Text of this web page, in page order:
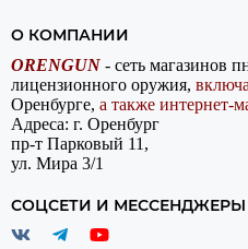
О КОМПАНИИ
ORENGUN - сеть магазинов
лицензионного оружия,
Оренбурге, а также интернет-
Адреса: г. Оренбург
пр-т Парковый 11,
ул. Мира 3/1
СОЦСЕТИ И МЕССЕНДЖЕРЫ